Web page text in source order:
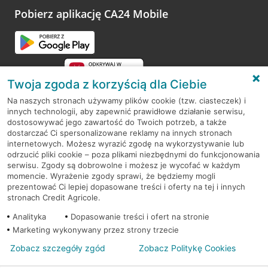
opinie.
Pobierz aplikację CA24 Mobile
RODO
Regulamin serwisu
Mapa serwisu
PolitykaCookies
© 2026 Credit Agricole Bank Polska S.A. Wszelkie prawa zastrzeżone
Twoja zgoda z korzyścią dla Ciebie
Na naszych stronach używamy plików cookie (tzw. ciasteczek) i
innych technologii, aby zapewnić prawidłowe działanie serwisu,
dostosowywać jego zawartość do Twoich potrzeb, a także
dostarczać Ci spersonalizowane reklamy na innych stronach
internetowych. Możesz wyrazić zgodę na wykorzystywanie lub
odrzucić pliki cookie – poza plikami niezbędnymi do funkcjonowania
serwisu. Zgody są dobrowolne i możesz je wycofać w każdym
momencie. Wyrażenie zgody sprawi, że będziemy mogli
prezentować Ci lepiej dopasowane treści i oferty na tej i innych
stronach Credit Agricole.
Analityka
Dopasowanie treści i ofert na stronie
Marketing wykonywany przez strony trzecie
Zobacz szczegóły zgód Zobacz Politykę Cookies